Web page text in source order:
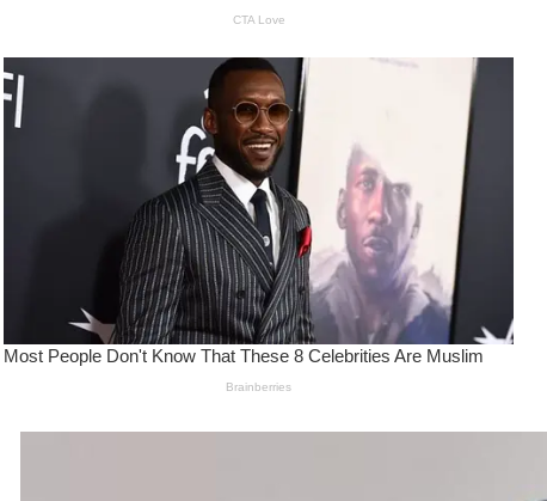
Wanita Pamer Pakaian